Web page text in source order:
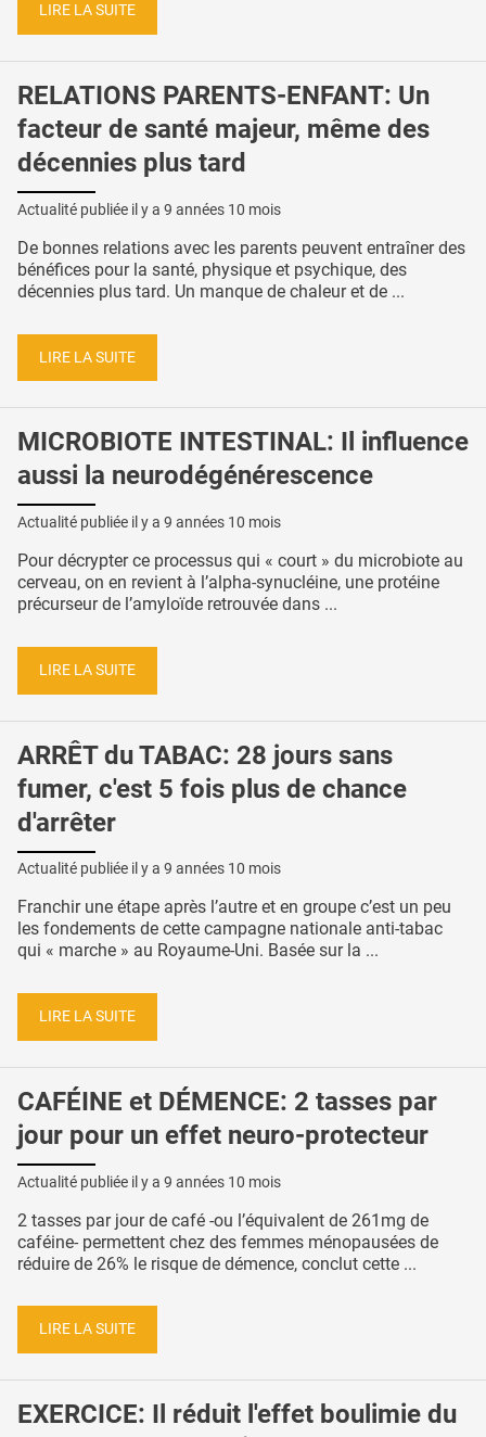
LIRE LA SUITE
RELATIONS PARENTS-ENFANT: Un
facteur de santé majeur, même des
décennies plus tard
Actualité publiée il y a 9 années 10 mois
De bonnes relations avec les parents peuvent entraîner des
bénéfices pour la santé, physique et psychique, des
décennies plus tard. Un manque de chaleur et de ...
LIRE LA SUITE
MICROBIOTE INTESTINAL: Il influence
aussi la neurodégénérescence
Actualité publiée il y a 9 années 10 mois
Pour décrypter ce processus qui « court » du microbiote au
cerveau, on en revient à l’alpha-synucléine, une protéine
précurseur de l’amyloïde retrouvée dans ...
LIRE LA SUITE
ARRÊT du TABAC: 28 jours sans
fumer, c'est 5 fois plus de chance
d'arrêter
Actualité publiée il y a 9 années 10 mois
Franchir une étape après l’autre et en groupe c’est un peu
les fondements de cette campagne nationale anti-tabac
qui « marche » au Royaume-Uni. Basée sur la ...
LIRE LA SUITE
CAFÉINE et DÉMENCE: 2 tasses par
jour pour un effet neuro-protecteur
Actualité publiée il y a 9 années 10 mois
2 tasses par jour de café -ou l’équivalent de 261mg de
caféine- permettent chez des femmes ménopausées de
réduire de 26% le risque de démence, conclut cette ...
LIRE LA SUITE
EXERCICE: Il réduit l'effet boulimie du